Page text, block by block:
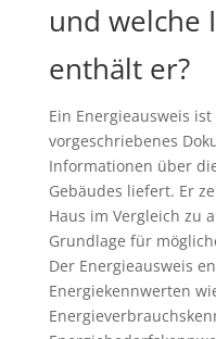
und welche
enthält er?
Ein Energieausweis
vorgeschriebenes
Informationen über
Gebäudes liefert. Er
Haus im Vergleich zu
Grundlage für
Der Energieausweis
Energiekennwerten